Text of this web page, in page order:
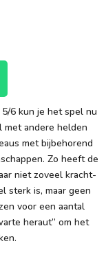
6 kun je het spel nu
andere helden
met bijbehorend
Zo heeft de
niet zoveel kracht-
sterk is, maar geen
voor een aantal
heraut” om het